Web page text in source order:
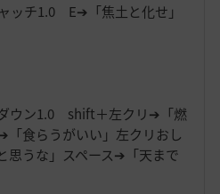
ッチ1.0 E➔「焦土と化せ」
ダウン1.0 shift＋左クリ➔「燃
食らうがいい」左クリおし
思うな」スペース➔「天まで